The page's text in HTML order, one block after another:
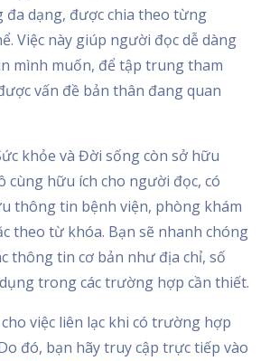
đa dạng, được chia theo từng
Việc này giúp người đọc dễ dàng
mình muốn, để tập trung tham
vấn đề bản thân đang quan
khỏe và Đời sống còn sở hữu
cùng hữu ích cho người đọc, có
thông tin bệnh viện, phòng khám
theo từ khóa. Bạn sẽ nhanh chóng
thông tin cơ bản như địa chỉ, số
trong các trường hợp cần thiết.
việc liên lạc khi có trường hợp
đó, bạn hãy truy cập trực tiếp vào